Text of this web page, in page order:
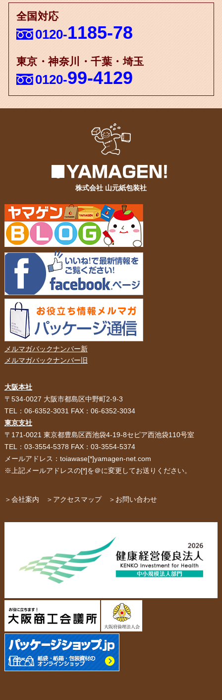
サービス紹介 お客様の声
スタッフ紹介 採用情報
当社の協力工場の設備紹介
個人情報の取扱について
紙袋・手提げ袋
パッケージ
ペーパーレザーバッグ 米袋
カタログ/パンフレット
スタンド
アクセサリー・
ジュエリーボックス
名刺箱
全国対応
0120-1185-78
東京・神奈川・千葉・埼玉
0120-99-4129
株式会社 山元紙包装社
メルマガバックナンバー新
メルマガバックナンバー旧
大阪本社
〒534-0027 大阪市都島区中野町2-9-3
TEL：06-6352-3031 FAX：06-6352-3034
東京支社
〒171-0021 東京都豊島区西池袋4-19-8セピア西池袋110号室
TEL：03-3554-5378 FAX：03-3554-5374
メールアドレス：toiawase[*]yamagen-net.com
※上記メールアドレスの[*]を＠に変更してお送りください。
＞会社案内 ＞アクセスマップ ＞お問い合わせ